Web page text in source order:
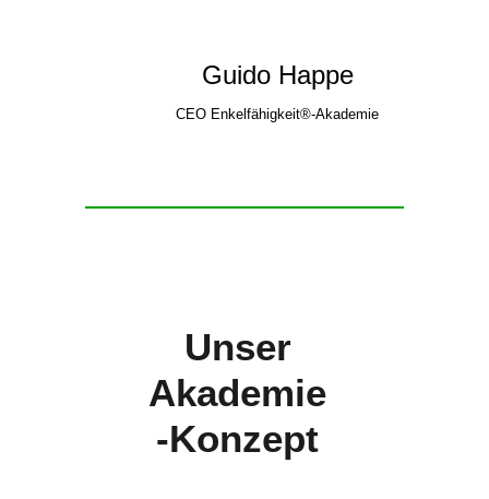
Guido Happe
CEO Enkelfähigkeit®-Akademie
Unser
Akademie
-Konzept